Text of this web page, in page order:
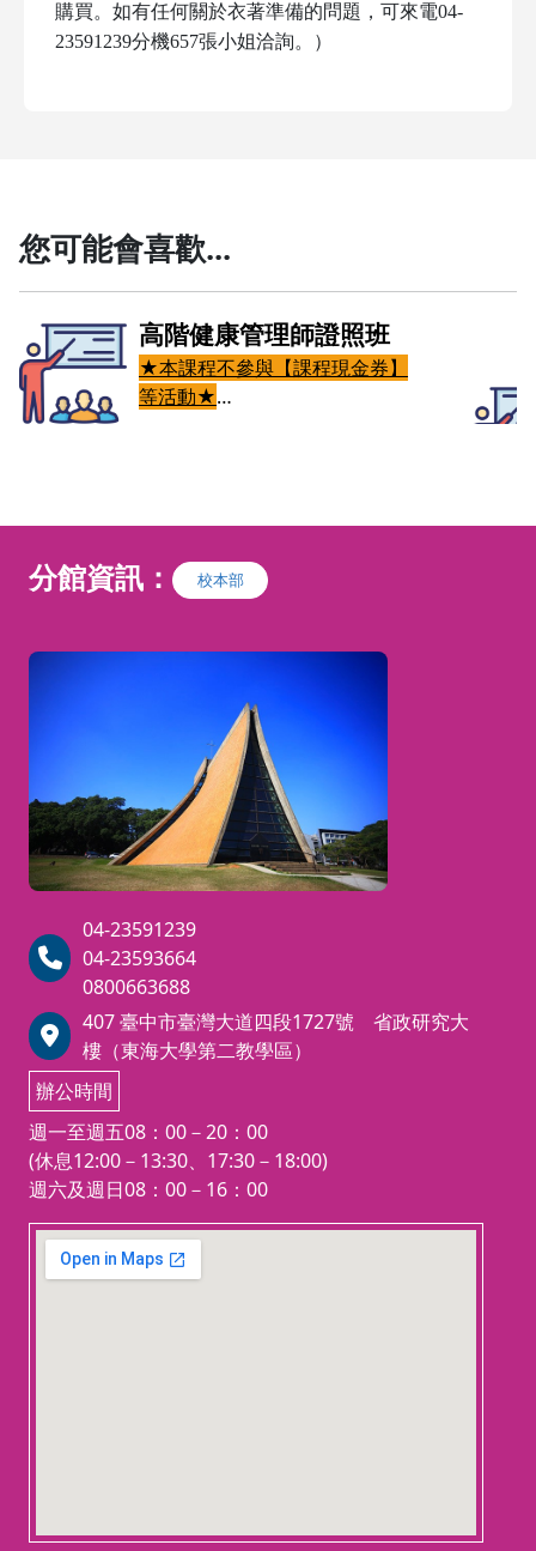
購買。如有任何關於衣著準備的問題，可來電04-
23591239分機657張小姐洽詢。）
您可能會喜歡...
】
斯
、
新
身
入
高階健康管理師證照班
★本課程不參與【課程現金券】
等活動★
課程，全程參與課程結束，經考試
及格者，獲頒「臺灣健康管理學
照。
分館資訊： 校本部
04-23591239
04-23593664
0800663688
407 臺中市臺灣大道四段1727號 省政研究大
樓（東海大學第二教學區）
辦公時間
週一至週五08：00－20：00
(休息12:00－13:30、17:30－18:00)
週六及週日08：00－16：00
123 movies
embedgooglemap.net